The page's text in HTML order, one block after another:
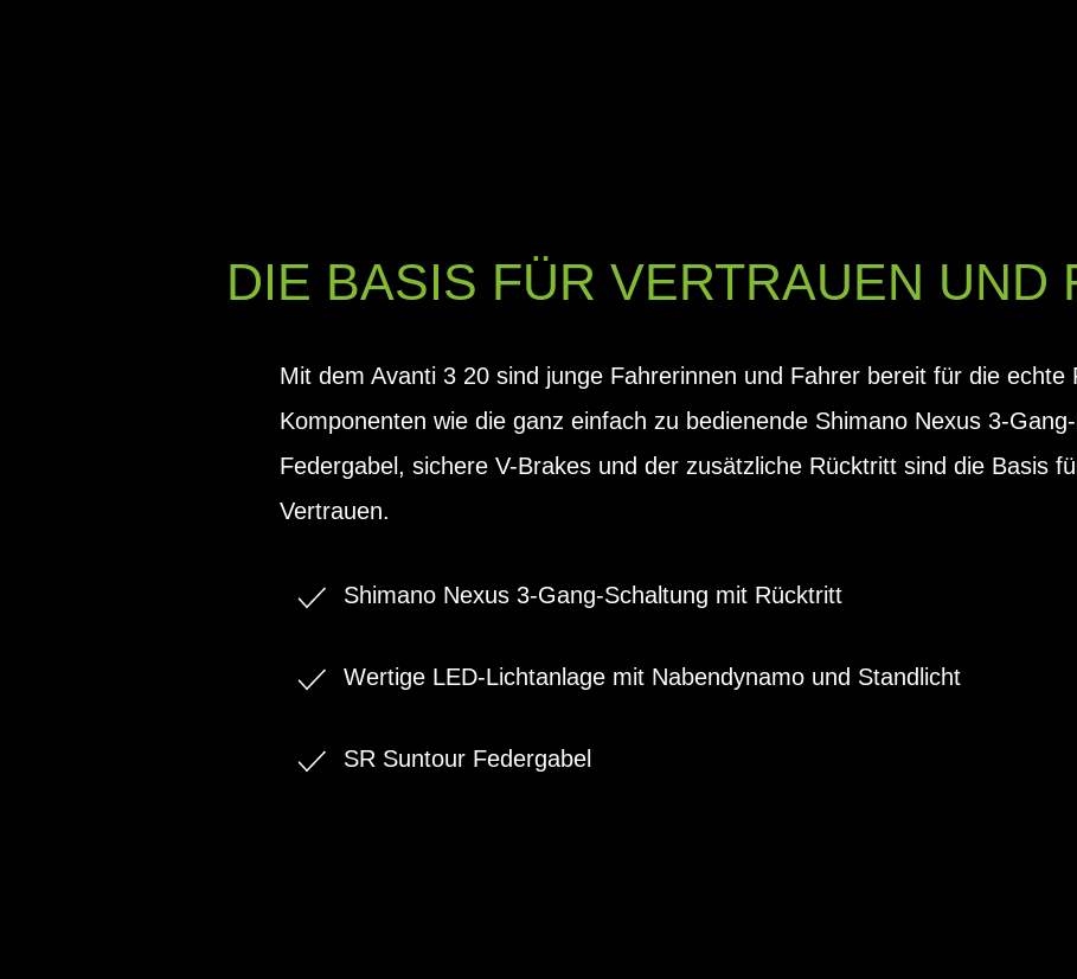
DIE BASIS FÜR VERTRAUEN UND
Mit dem Avanti 3 20 sind junge Fahrerinnen und Fahrer bereit für die echte
Komponenten wie die ganz einfach zu bedienende Shimano Nexus 3-
Federgabel, sichere V-Brakes und der zusätzliche Rücktritt sind die Basis
Vertrauen.
Shimano Nexus 3-Gang-Schaltung mit Rücktritt
Wertige LED-Lichtanlage mit Nabendynamo und Standlicht
SR Suntour Federgabel